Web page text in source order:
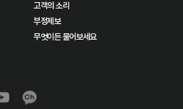
고객의 소리
부정제보
무엇이든 물어보세요